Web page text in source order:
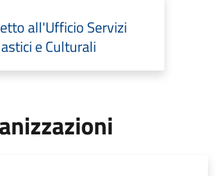
all'Ufficio Servizi
e Culturali